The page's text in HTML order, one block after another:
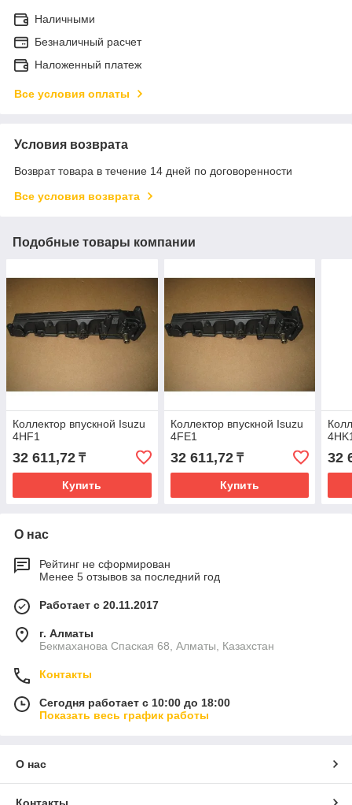
Наличными
Безналичный расчет
Наложенный платеж
Все условия оплаты
Условия возврата
Возврат товара в течение 14 дней по договоренности
Все условия возврата
Подобные товары компании
Коллектор впускной Isuzu
4HF1
32 611,72 ₸
Купить
Коллектор впускной Isuzu
4FE1
32 611,72₸
Купить
32
О нас
Рейтинг не сформирован
Менее 5 отзывов за последний год
Работает с 20.11.2017
г. Алматы
Бекмаханова Спаская 68, Алматы, Казахстан
Контакты
Сегодня работает с 10:00 до 18:00
Показать весь график работы
О нас